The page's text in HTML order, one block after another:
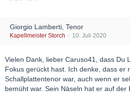
Giorgio Lamberti, Tenor
Kapellmeister Storch 10. Juli 2020
Vielen Dank, lieber Caruso41, dass Du
Fokus gerückt hast. Ich denke, dass er
Schallplattentenor war, auch wenn er
bemüht war. Sein Näseln hat er auf der